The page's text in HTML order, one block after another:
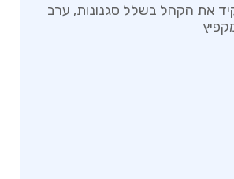
את הקהל בשלל סגנונות, ערב